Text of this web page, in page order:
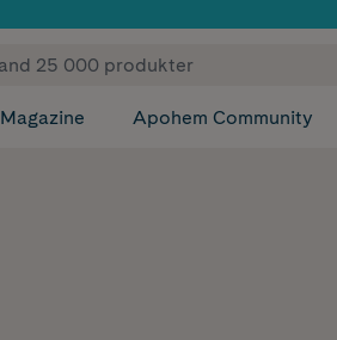
✓ Fri frakt
Magazine Apohem Community